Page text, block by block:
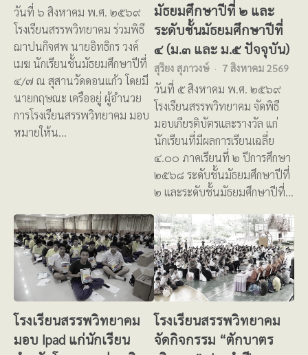
วันที่ ๖ สิงหาคม พ.ศ. ๒๕๖๙
โรงเรียนสรรพวิทยาคม ร่วมพิธี
ฌาปนกิจศพ นายอิทธิกร วงค์
เมฆ นักเรียนชั้นมัธยมศึกษาปีที่
๔/๗ ณ สุสานวัดดอนแก้ว โดยมี
นายกฤษณะ เครืออยู่ ผู้อำนวย
การโรงเรียนสรรพวิทยาคม มอบ
หมายให้น…
มัธยมศึกษาปีที่ ๒ และ
ระดับชั้นมัธยมศึกษาปีที่
๔ (ม.๓ และ ม.๕ ปัจจุบัน)
สุริยง สุภาวงษ์ 7 สิงหาคม 2569
วันที่ ๕ สิงหาคม พ.ศ. ๒๕๖๙
โรงเรียนสรรพวิทยาคม จัดพิธี
มอบเกียรติบัตรและรางวัล แก่
นักเรียนที่มีผลการเรียนเฉลี่ย
๔.๐๐ ภาคเรียนที่ ๒ ปีการศึกษา
๒๕๖๘ ระดับชั้นมัธยมศึกษาปีที่
๒ และระดับชั้นมัธยมศึกษาปีที่…
โรงเรียนสรรพวิทยาคม
มอบ Ipad แก่นักเรียน
โรงเรียนสรรพวิทยาคม
จัดกิจกรรม “ตักบาตร